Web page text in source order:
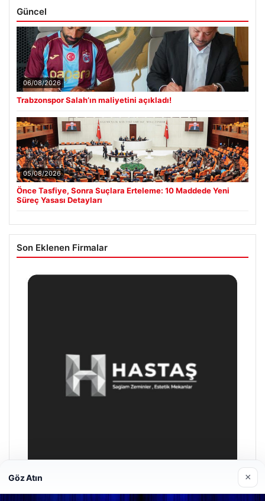
Güncel
06/08/2026
Trabzonspor Salah’ın maliyetini açıkladı!
05/08/2026
Önce Tasfiye, Sonra Suçlara Erteleme: 10 Maddede Yeni
Süreç Yasası Detayları
Son Eklenen Firmalar
Göz Atın ×